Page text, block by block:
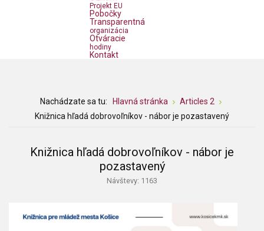
Projekt EU
Pobočky
Transparentná
organizácia
Otváracie
hodiny
Kontakt
Nachádzate sa tu: Hlavná stránka
Articles 2
Knižnica hľadá dobrovoľníkov - nábor je pozastavený
Knižnica hľadá dobrovoľníkov - nábor je
pozastavený
Návštevy: 1163